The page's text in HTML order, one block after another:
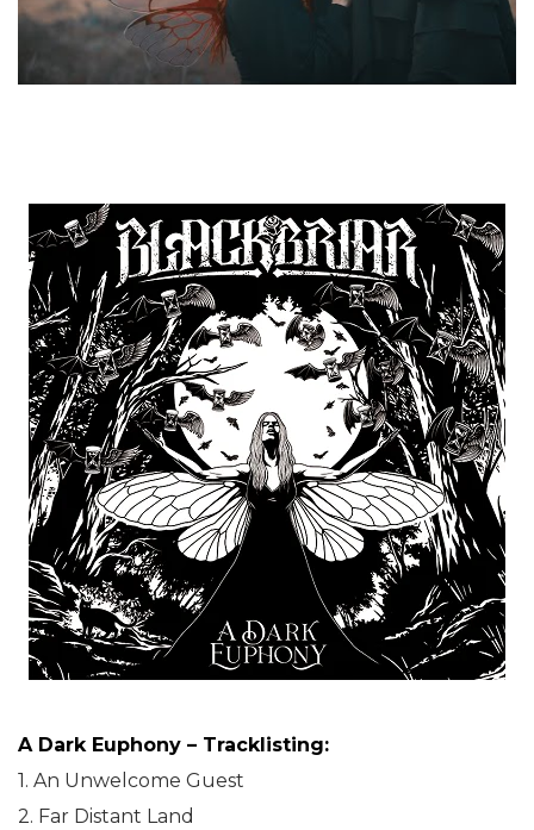
A Dark Euphony – Tracklisting:
1. An Unwelcome Guest
2. Far Distant Land